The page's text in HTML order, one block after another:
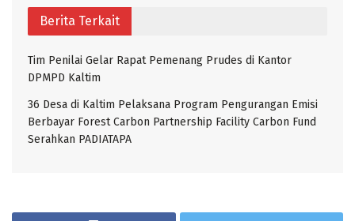
Berita Terkait
Tim Penilai Gelar Rapat Pemenang Prudes di Kantor
DPMPD Kaltim
36 Desa di Kaltim Pelaksana Program Pengurangan Emisi
Berbayar Forest Carbon Partnership Facility Carbon Fund
Serahkan PADIATAPA